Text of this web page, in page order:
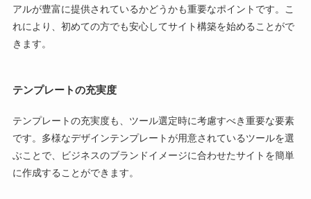
アルが豊富に提供されているかどうかも重要なポイントです。こ
れにより、初めての方でも安心してサイト構築を始めることがで
きます。
テンプレートの充実度
テンプレートの充実度も、ツール選定時に考慮すべき重要な要素
です。多様なデザインテンプレートが用意されているツールを選
ぶことで、ビジネスのブランドイメージに合わせたサイトを簡単
に作成することができます。